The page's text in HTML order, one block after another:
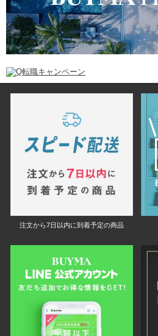
注文から7日以内に到着予定の商品